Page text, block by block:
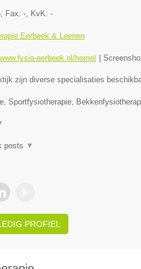
, Fax: -, KvK: -
Eerbeek & Loenen
eerbeek.nl/home/|
zijn diverse specialisaties
Sportfysiotherapie,
posts ▼
PROFIEL